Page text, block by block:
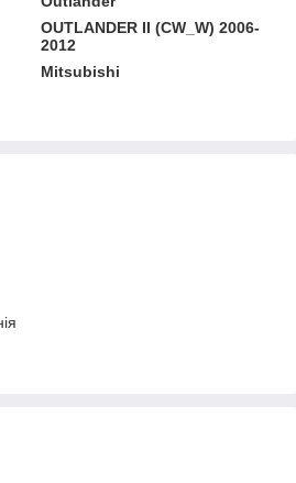
OUTLANDER II (CW_W) 2006-
2012
Mitsubishi